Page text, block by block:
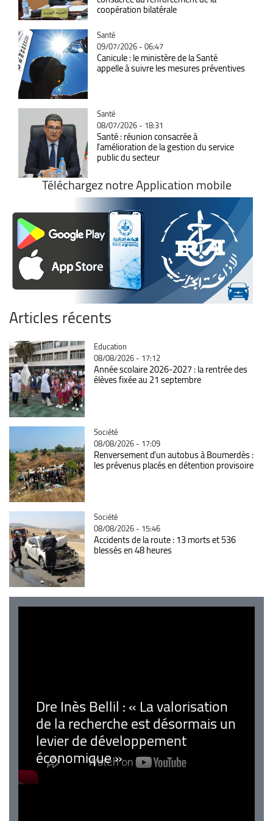
coopération bilatérale
Catégorie
Santé
09/07/2026 - 06:47
Canicule : le ministère de la Santé
appelle à suivre les mesures préventives
Catégorie
Santé
08/07/2026 - 18:31
Santé : réunion consacrée à
l'amélioration de la gestion du service
public du secteur
Téléchargez notre Application mobile
Articles récents
Catégorie
Education
08/08/2026 - 17:12
Année scolaire 2026-2027 : la rentrée des
élèves fixée au 21 septembre
Catégorie
Société
08/08/2026 - 17:09
Renversement d'un autobus à Boumerdès :
les prévenus placés en détention provisoire
Catégorie
Société
08/08/2026 - 15:46
Accidents de la route : 13 morts et 536
blessés en 48 heures
Dre Inès Bellil : « La valorisation
de la recherche est désormais un
levier de développement
économique »